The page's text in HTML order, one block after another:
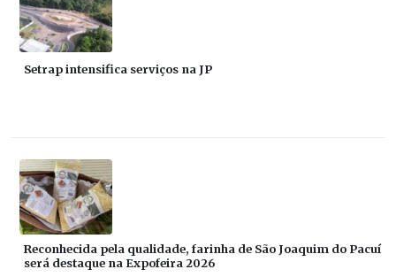
Setrap intensifica serviços na JP
Reconhecida pela qualidade, farinha de São Joaquim do Pacuí
será destaque na Expofeira 2026